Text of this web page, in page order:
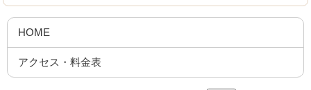
HOME
アクセス・料金表